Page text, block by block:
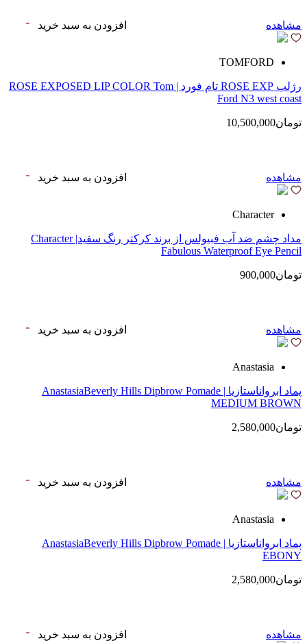
مشاهده افزودن به سبد خرید
TOMFORD
رژلب ROSE EXP تام فورد | ROSE EXPOSED LIP COLOR Tom
Ford N3 west coast
تومان10,500,000
مشاهده افزودن به سبد خرید
Character
مداد چشم ضد آب فبیولس از برند کرکتر رنگ سفید| Character
Fabulous Waterproof Eye Pencil
تومان900,000
مشاهده افزودن به سبد خرید
Anastasia
پماد ابرواناستازیا | AnastasiaBeverly Hills Dipbrow Pomade
MEDIUM BROWN
تومان2,580,000
مشاهده افزودن به سبد خرید
Anastasia
پماد ابرواناستازیا | AnastasiaBeverly Hills Dipbrow Pomade
EBONY
تومان2,580,000
مشاهده افزودن به سبد خرید